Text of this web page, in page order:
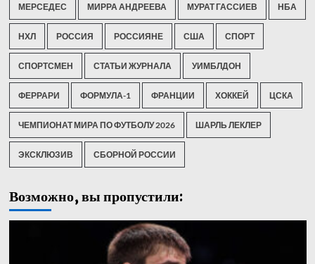
МЕРСЕДЕС МИРРА АНДРЕЕВА МУРАТ ГАССИЕВ НБА
НХЛ РОССИЯ РОССИЯНЕ США СПОРТ
СПОРТСМЕН СТАТЬИ ЖУРНАЛА УИМБЛДОН
ФЕРРАРИ ФОРМУЛА-1 ФРАНЦИИ ХОККЕЙ ЦСКА
ЧЕМПИОНАТ МИРА ПО ФУТБОЛУ 2026 ШАРЛЬ ЛЕКЛЕР
ЭКСКЛЮЗИВ СБОРНОЙ РОССИИ
Возможно, вы пропустили: